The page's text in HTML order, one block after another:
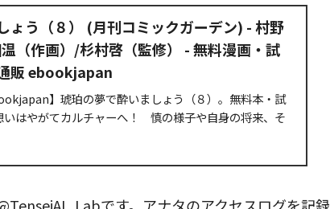
ょう（８） (月刊コミックガーデン) - 村野
（作画）/杉村啓（監修） - 無料漫画・試
販 ebookjapan
】琥珀の夢で酔いましょう（８）。無料本・試
いはやがてカルチャーへ！ 慎の様子や自身の将来、そ